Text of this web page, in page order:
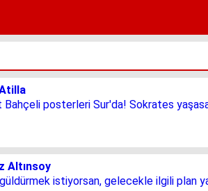
Bahçeli posterleri Sur'da! Sokrates
Altınsoy
güldürmek istiyorsan, gelecekle ilgili plan